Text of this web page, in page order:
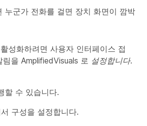
누군가 전화를 걸면 장치 화면이 깜박
성화하려면 사용자 인터페이스 접
림을 AmplifiedVisuals 로 설정합니다.
할 수 있습니다.
구성을 설정합니다.